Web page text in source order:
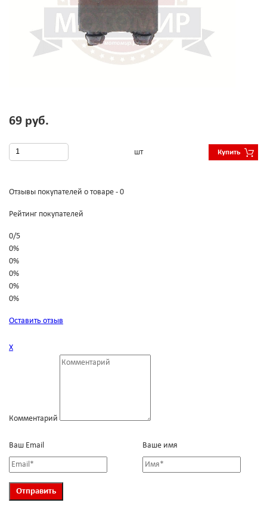
69 руб.
шт Купить
Отзывы покупателей о товаре - 0
Рейтинг покупателей
0/5
0%
0%
0%
0%
0%
Оставить отзыв
Х
Комментарий
Ваш Email Ваше имя